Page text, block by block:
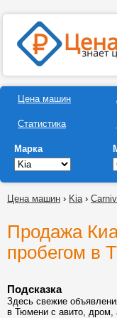
Цена машин
Статистика
Марка
Цена машин › Kia›
Продажа
пробегом в
Подсказка
Здесь свежие
в Тюмени с авито, дром,